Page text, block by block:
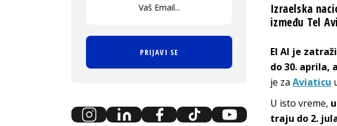
Izraelska
između Tel
El Al je
do 30. aprila,
je za Aviaticu
U isto vreme,
traju do 2.
PRIJAVI SE